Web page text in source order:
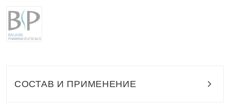
СОСТАВ И ПРИМЕНЕНИЕ